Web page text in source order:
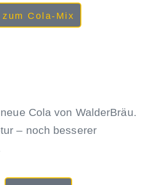
zum Cola-Mix
Cola von WalderBräu.
– noch besserer